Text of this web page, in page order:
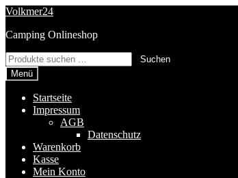
Zur
springen
Zum
springen
Volkmer24
Camping Onlineshop
Suchen
nach:
Suchen
Menü
Startseite
Impressum
AGB
Datenschutz
Warenkorb
Kasse
Mein Konto